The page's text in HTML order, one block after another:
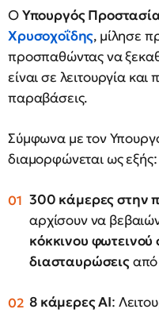
ΟΥπουργός
Χρυσοχοΐδης, μίλησε
προσπαθώντας να
είναι σε λειτουργία και
παραβάσεις.
Σύμφωνα με τον
διαμορφώνεται ως εξής:
300 κάμερες στην
αρχίσουν να
κόκκινου
διασταυρώσειςαπό
8 κάμερες AI: